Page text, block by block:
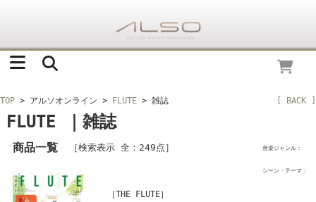
TOP > アルソオンライン > FLUTE > 雑誌 [ BACK ]
FLUTE ｜雑誌
音楽ジャンル：
シーン・テーマ：
商品一覧 ［検索表示 全：249点］
［THE FLUTE］